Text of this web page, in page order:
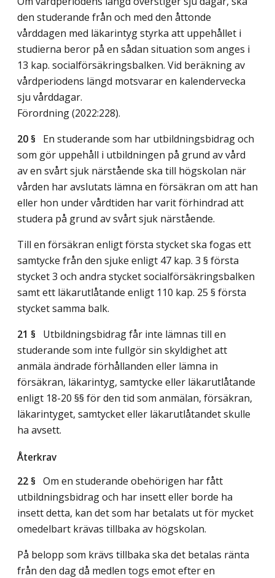
den studerande från och med den åttonde
vårddagen med läkarintyg styrka att uppehållet i
studierna beror på en sådan situation som anges i
13 kap. socialförsäkringsbalken. Vid beräkning av
vårdperiodens längd motsvarar en kalendervecka
sju vårddagar.
Förordning (2022:228).
20 § En studerande som har utbildningsbidrag och
som gör uppehåll i utbildningen på grund av vård
av en svårt sjuk närstående ska till högskolan när
vården har avslutats lämna en försäkran om att han
eller hon under vårdtiden har varit förhindrad att
studera på grund av svårt sjuk närstående.
Till en försäkran enligt första stycket ska fogas ett
samtycke från den sjuke enligt 47 kap. 3 § första
stycket 3 och andra stycket socialförsäkringsbalken
samt ett läkarutlåtande enligt 110 kap. 25 § första
stycket samma balk.
21 § Utbildningsbidrag får inte lämnas till en
studerande som inte fullgör sin skyldighet att
anmäla ändrade förhållanden eller lämna in
försäkran, läkarintyg, samtycke eller läkarutlåtande
enligt 18-20 §§ för den tid som anmälan, försäkran,
läkarintyget, samtycket eller läkarutlåtandet skulle
ha avsett.
Återkrav
22 § Om en studerande obehörigen har fått
utbildningsbidrag och har insett eller borde ha
insett detta, kan det som har betalats ut för mycket
omedelbart krävas tillbaka av högskolan.
På belopp som krävs tillbaka ska det betalas ränta
från den dag då medlen togs emot efter en